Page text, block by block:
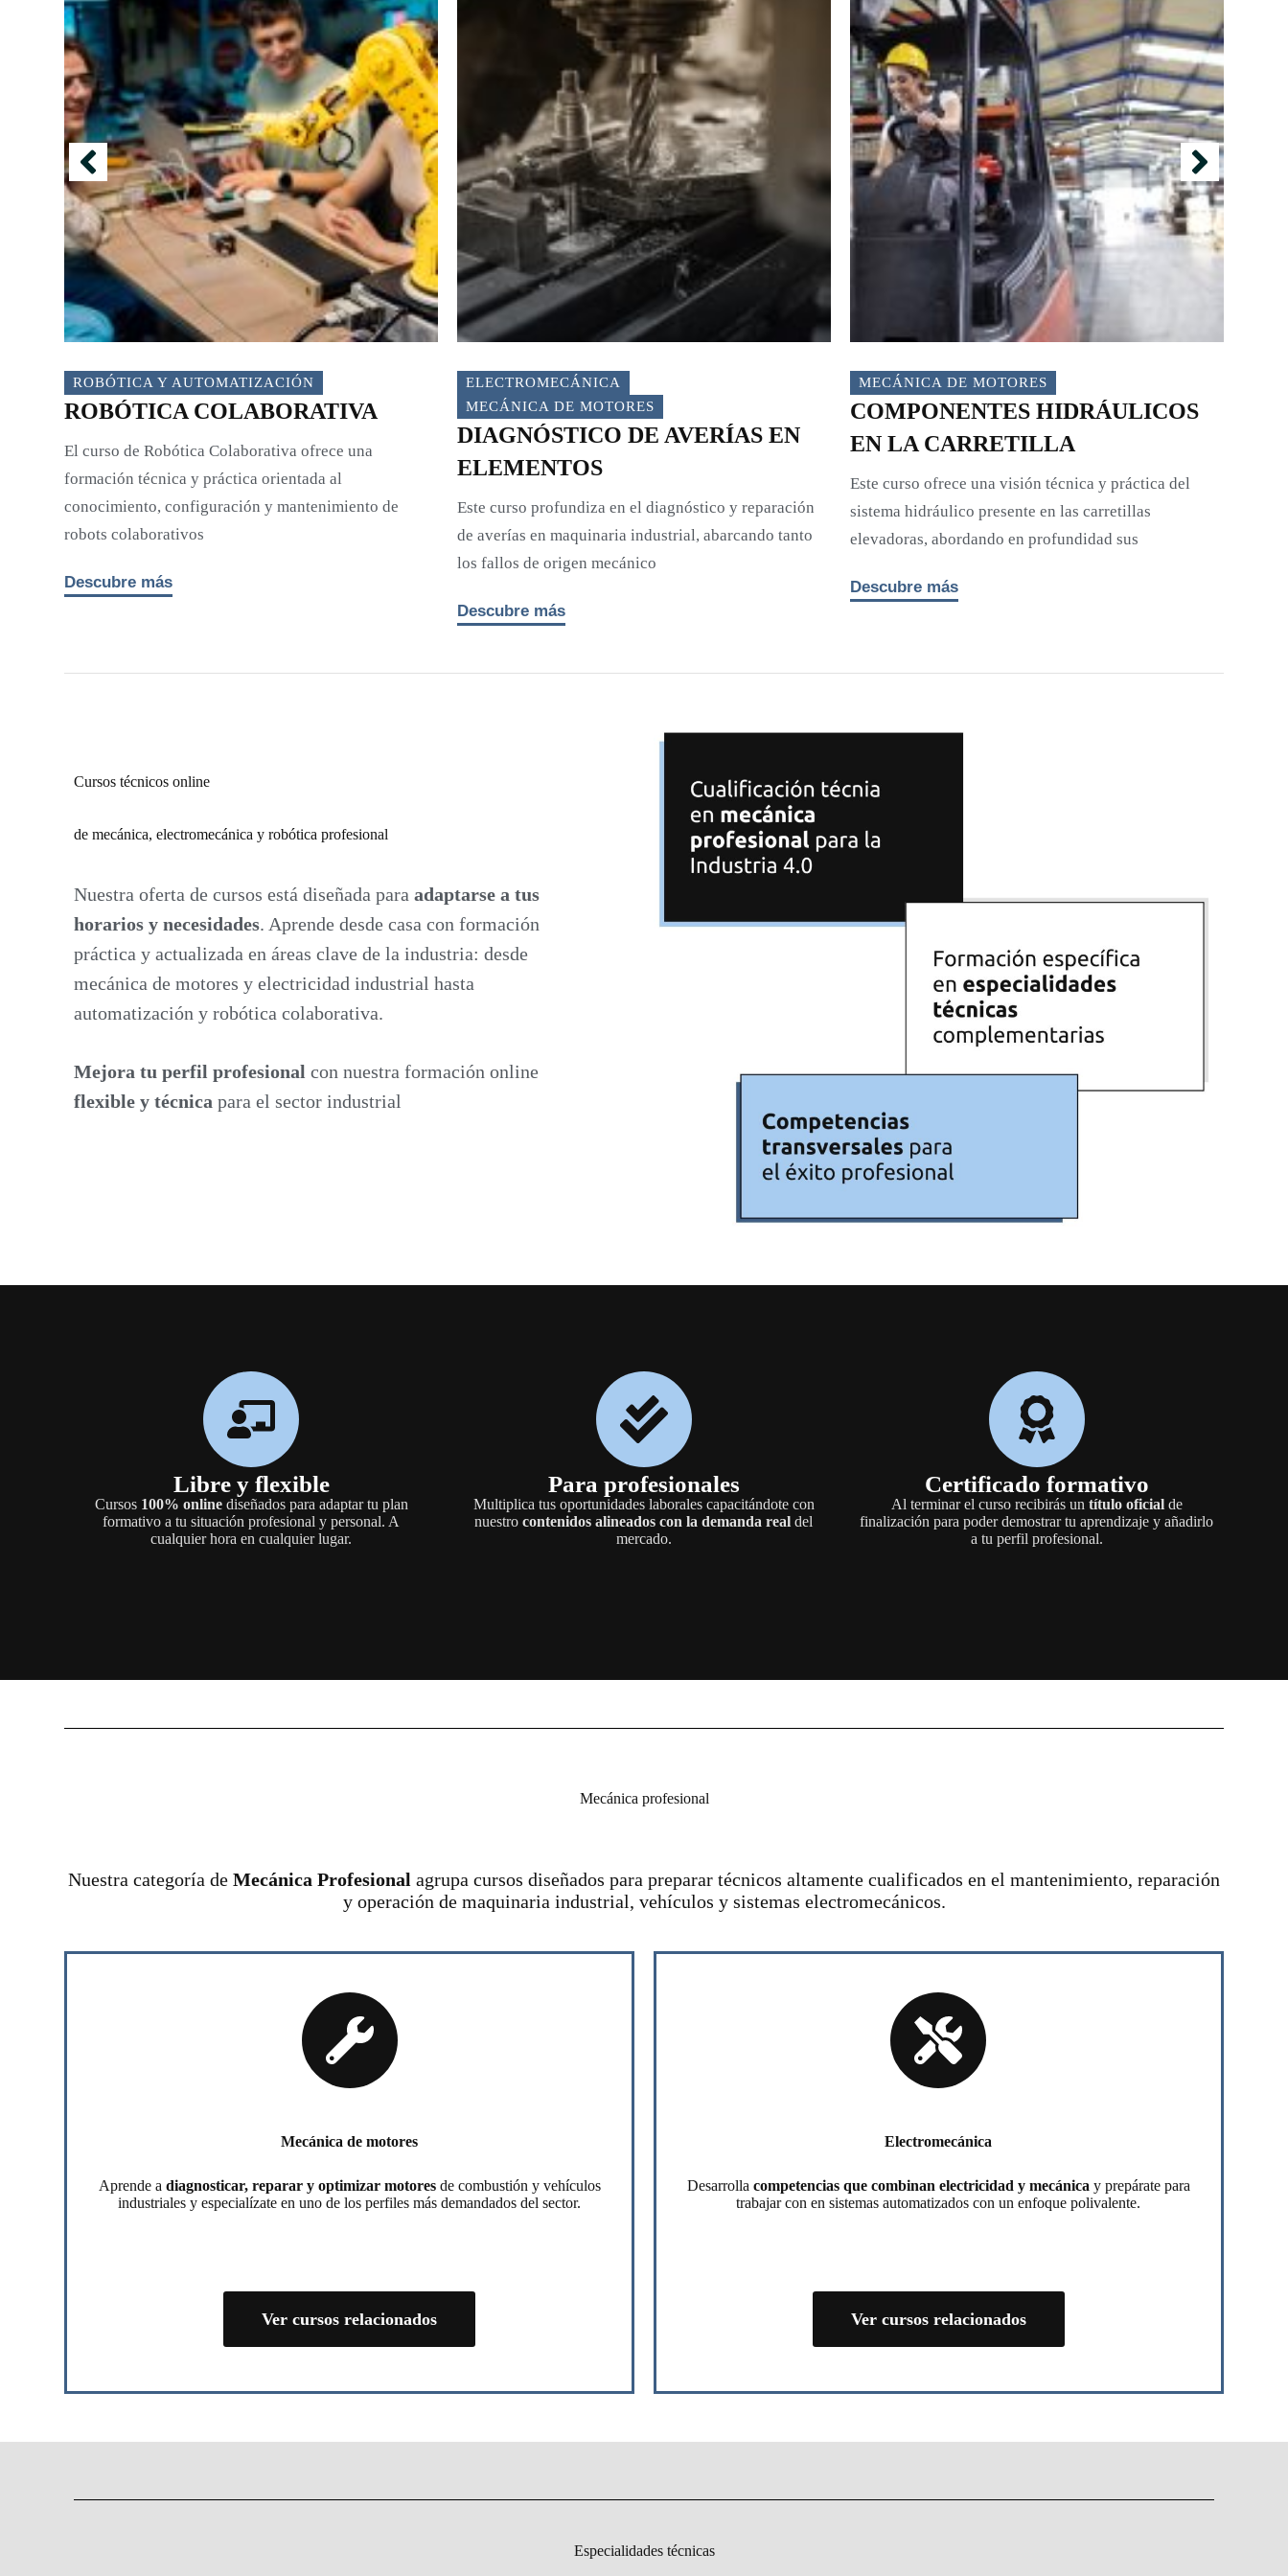
ROBÓTICA Y AUTOMATIZACIÓN
ROBÓTICA COLABORATIVA
El curso de Robótica Colaborativa ofrece una
formación técnica y práctica orientada al
conocimiento, configuración y mantenimiento de
robots colaborativos
Descubre más
ELECTROMECÁNICA
MECÁNICA DE MOTORES
DIAGNÓSTICO DE AVERÍAS EN
ELEMENTOS
Este curso profundiza en el diagnóstico y reparación
de averías en maquinaria industrial, abarcando tanto
los fallos de origen mecánico
Descubre más
MECÁNICA DE MOTORES
COMPONENTES HIDRÁULICOS
EN LA CARRETILLA
Este curso ofrece una visión técnica y práctica del
sistema hidráulico presente en las carretillas
elevadoras, abordando en profundidad sus
Descubre más
Cursos técnicos online
de mecánica, electromecánica y robótica profesional
Nuestra oferta de cursos está diseñada paraadaptarse a tus
horarios y necesidades. Aprende desde casa con formación
práctica y actualizada en áreas clave de la industria: desde
mecánica de motores y electricidad industrial hasta
automatización y robótica colaborativa.
Mejora tu perfil profesional con nuestra formación online
flexible y técnica para el sector industrial
Libre y flexible
Cursos100% onlinediseñados para adaptar tu plan
formativo a tu situación profesional y personal. A
cualquier hora en cualquier lugar.
Para profesionales
Multiplica tus oportunidades laborales capacitándote con
nuestrocontenidos alineados con la demanda real del
mercado.
Certificado formativo
Al terminar el curso recibirás un título oficialde
finalización para poder demostrar tu aprendizaje y añadirlo
a tu perfil profesional.
Mecánica profesional
Nuestra categoría de Mecánica Profesional agrupa cursos diseñados para preparar técnicos altamente cualificados en el mantenimiento, reparación
y operación de maquinaria industrial, vehículos y sistemas electromecánicos.
Mecánica de motores
Aprende a diagnosticar, reparar y optimizar motoresde combustión y vehículos
industriales y especialízate en uno de los perfiles más demandados del sector.
Ver cursos relacionados
Electromecánica
Desarrolla competencias que combinan electricidad y mecánica y prepárate para
trabajar con en sistemas automatizados con un enfoque polivalente.
Ver cursos relacionados
Especialidades técnicas